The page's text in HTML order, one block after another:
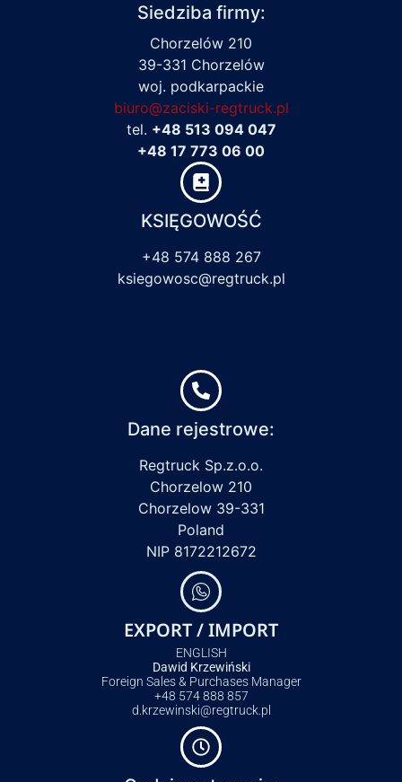
Siedziba firmy:
Chorzelów 210
39-331 Chorzelów
woj. podkarpackie
biuro@zaciski-regtruck.pl
tel. +48 513 094 047
+48 17 773 06 00
KSIĘGOWOŚĆ
+48 574 888 267
ksiegowosc@regtruck.pl
Dane rejestrowe:
Regtruck Sp.z.o.o.
Chorzelow 210
Chorzelow 39-331
Poland
NIP 8172212672
EXPORT / IMPORT
ENGLISH
Dawid Krzewiński
Foreign Sales & Purchases Manager
+48 574 888 857
d.krzewinski@regtruck.pl